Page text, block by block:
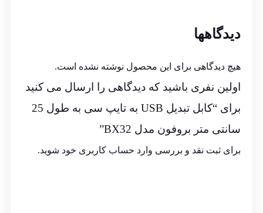
دیدگاهها
هیچ دیدگاهی برای این محصول نوشته نشده است.
اولین نفری باشید که دیدگاهی را ارسال می کنید
برای “کابل تبدیل USB به تایپ سی به طول 25
سانتی متر بروفون مدل BX32”
برای ثبت نقد و بررسی وارد حساب کاربری خود شوید.